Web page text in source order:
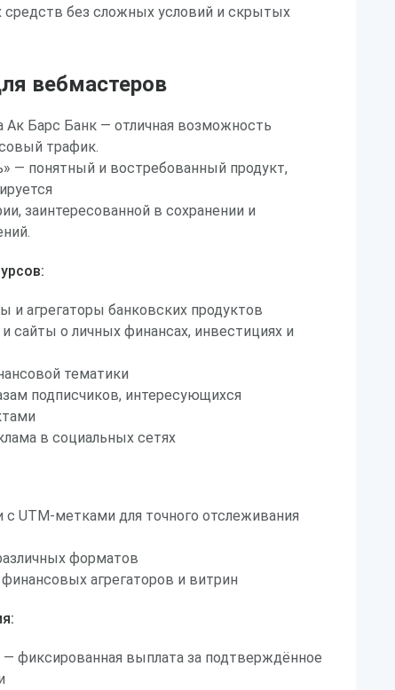
без сложных условий и скрытых
вебмастеров
Ак Барс Банк — отличная возможность
трафик.
— понятный и востребованный продукт,
заинтересованной в сохранении и
и агрегаторы банковских продуктов
сайты о личных финансах, инвестициях и
тематики
подписчиков, интересующихся
в социальных сетях
UTM-метками для точного отслеживания
форматов
агрегаторов и витрин
— фиксированная выплата за подтверждённое